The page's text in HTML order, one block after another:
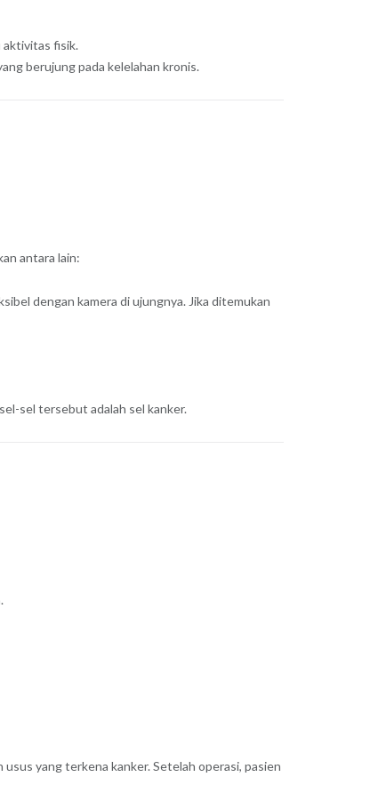
aktivitas fisik.
berujung pada kelelahan kronis.
antara lain:
dengan kamera di ujungnya. Jika ditemukan
sel tersebut adalah sel kanker.
yang terkena kanker. Setelah operasi, pasien